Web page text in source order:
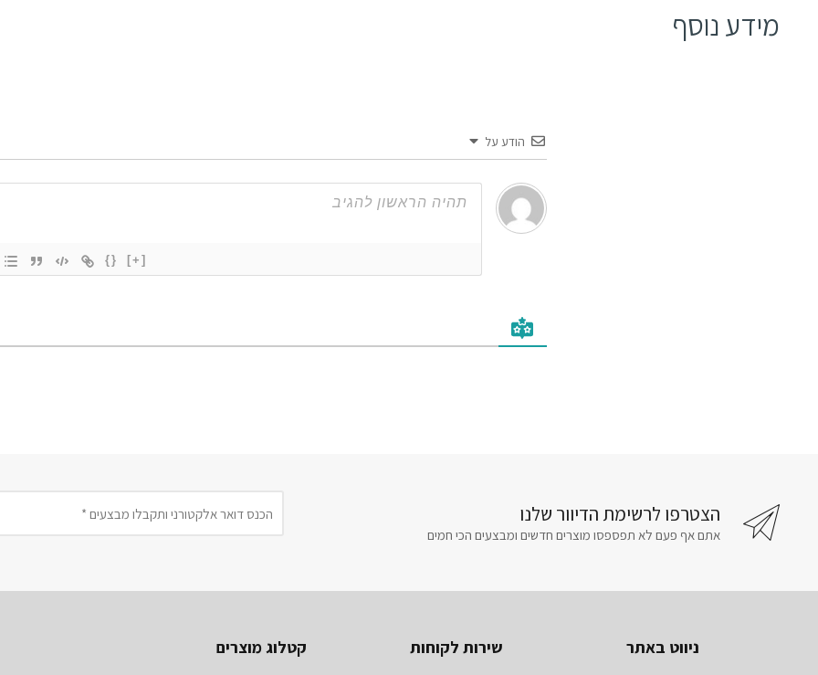
מידע נוסף
הודע על
{} [+]
הצטרפו לרשימת הדיוור שלנו
אתם אף פעם לא תפספסו מוצרים חדשים ומבצעים הכי חמים
ניווט באתר שירות לקוחות קטלוג מוצרים